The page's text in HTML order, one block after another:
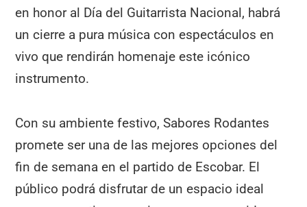
en honor al Día del Guitarrista Nacional, habrá
un cierre a pura música con espectáculos en
vivo que rendirán homenaje este icónico
instrumento.
Con su ambiente festivo, Sabores Rodantes
promete ser una de las mejores opciones del
fin de semana en el partido de Escobar. El
público podrá disfrutar de un espacio ideal